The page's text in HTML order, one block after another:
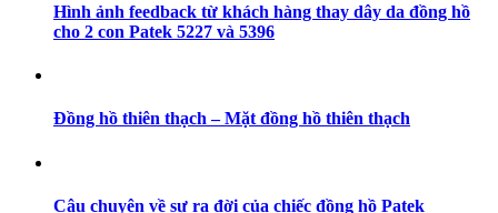
Hình ảnh feedback từ khách hàng thay dây da đồng hồ
cho 2 con Patek 5227 và 5396
Đồng hồ thiên thạch – Mặt đồng hồ thiên thạch
Câu chuyện về sự ra đời của chiếc đồng hồ Patek